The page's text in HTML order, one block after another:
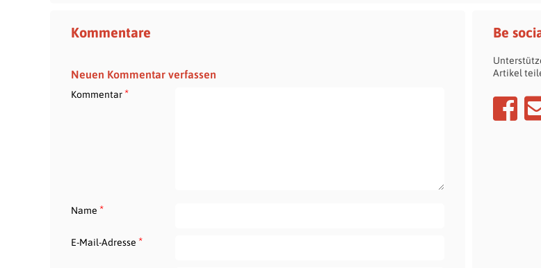
Kommentare
Neuen Kommentar verfassen
Kommentar*
Name *
E-Mail-Adresse *
Be
Artikel